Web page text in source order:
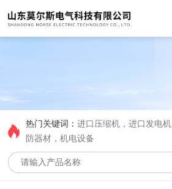
热门关键词：进口压缩机，进口发电
防器材，机电设备